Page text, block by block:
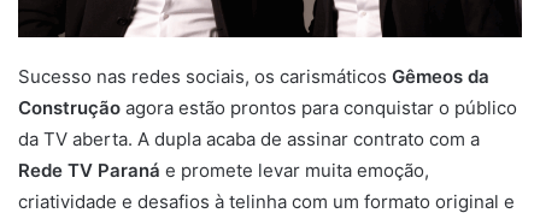
Sucesso nas redes sociais, os carismáticos Gêmeos da
Construção agora estão prontos para conquistar o público
da TV aberta. A dupla acaba de assinar contrato com a
Rede TV Paraná e promete levar muita emoção,
criatividade e desafios à telinha com um formato original e